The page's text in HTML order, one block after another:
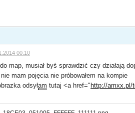
00:10
map, musiał byś sprawdzić czy działają
mam pojęcia nie próbowałem na kompie
odsyłam tutaj <a href="http://amxx.pl/